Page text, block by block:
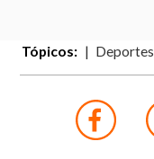
Tópicos: Deportes